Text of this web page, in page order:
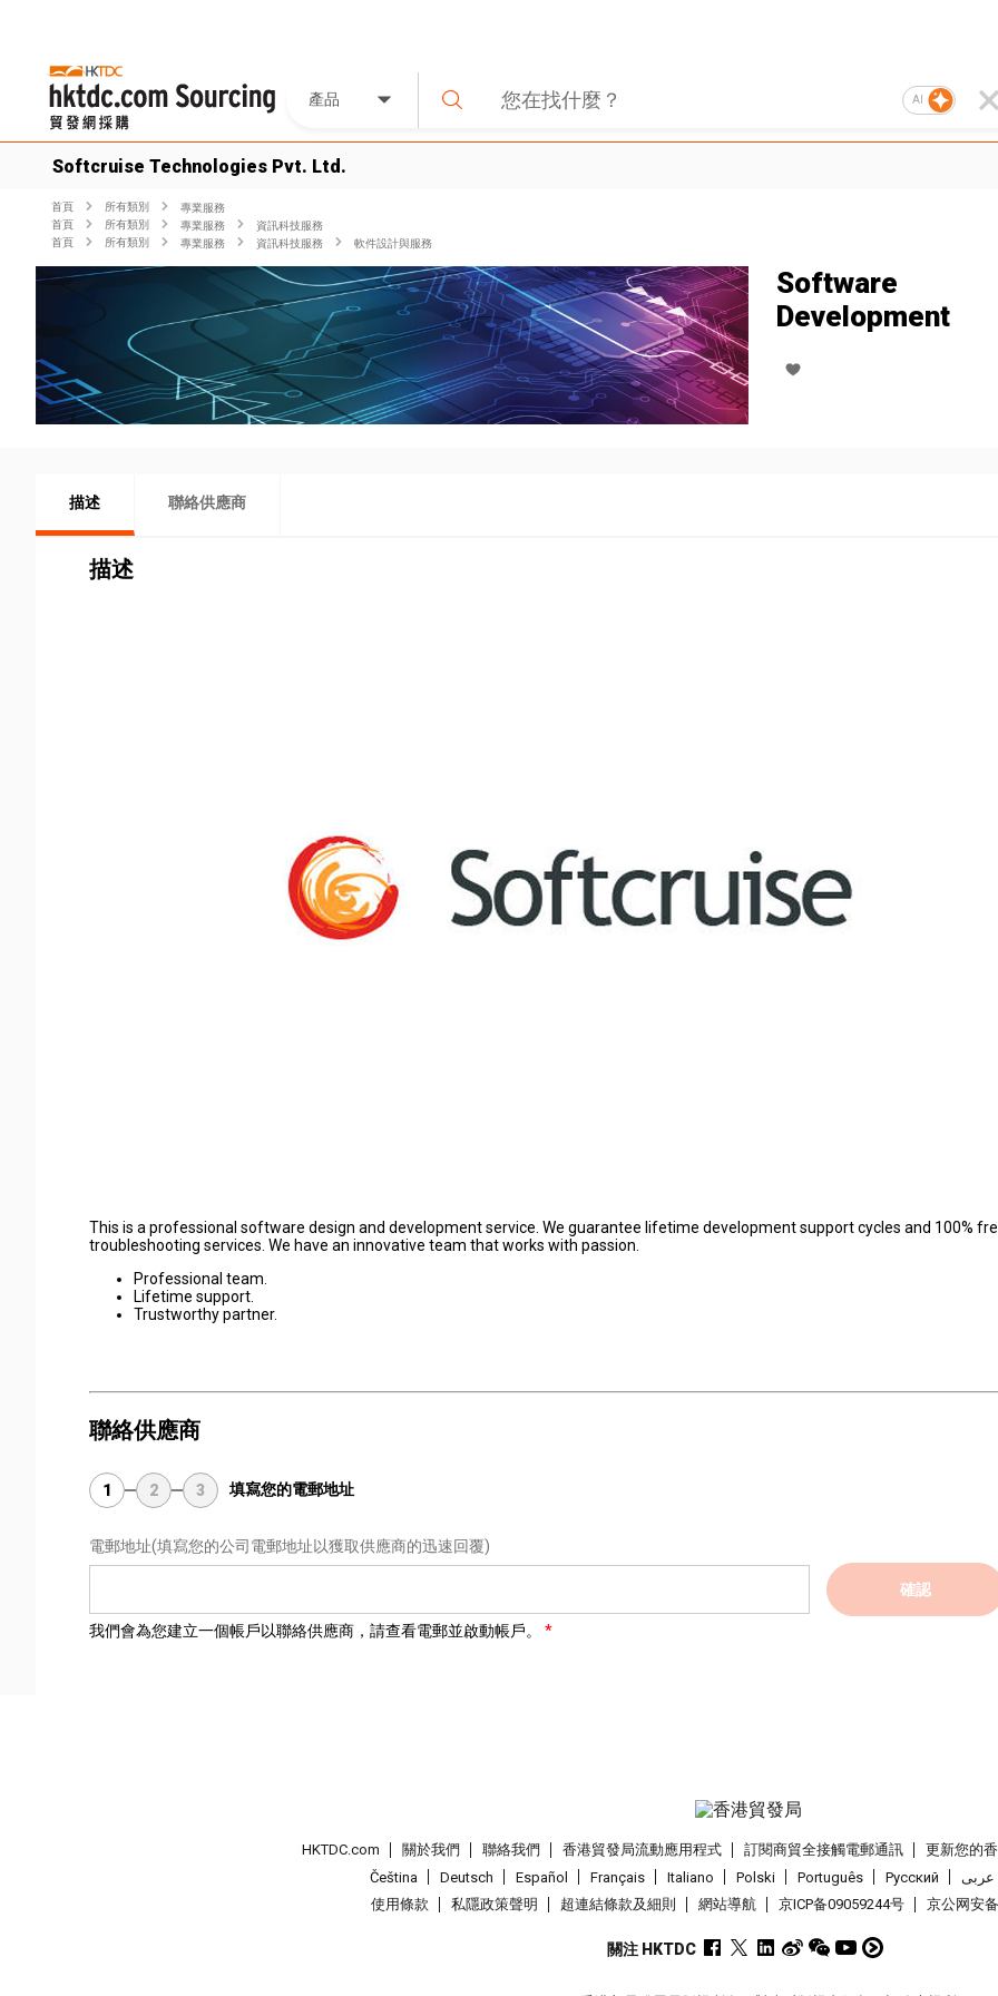
產品 AI
Softcruise Technologies Pvt. Ltd.
首頁 所有類別
專業服務
首頁
所有類別 專業服務
資訊科技服務
首頁
所有類別 專業服務 資訊科技服務 軟件設計與服務
Software
Development
描述 聯絡供應商
描述
This is a professional software design and development service. We guarantee lifetime development support cycles and 100%
troubleshooting services. We have an innovative team that works with passion.
Professional team.
Lifetime support.
Trustworthy partner.
聯絡供應商
1 2 3 填寫您的電郵地址
電郵地址(填寫您的公司電郵地址以獲取供應商的迅速回覆)
確認
我們會為您建立一個帳戶以聯絡供應商，請查看電郵並啟動帳戶。
HKTDC.com 關於我們 聯絡我們 香港貿發局流動應用程式 訂閱商貿全接觸電郵通訊
更新您的
Čeština
Deutsch Español Français Italiano Polski Português Pусский
عربى
使用條款
私隱政策聲明 超連結條款及細則 網站導航 京ICP备09059244号 京公网安
關注 HKTDC